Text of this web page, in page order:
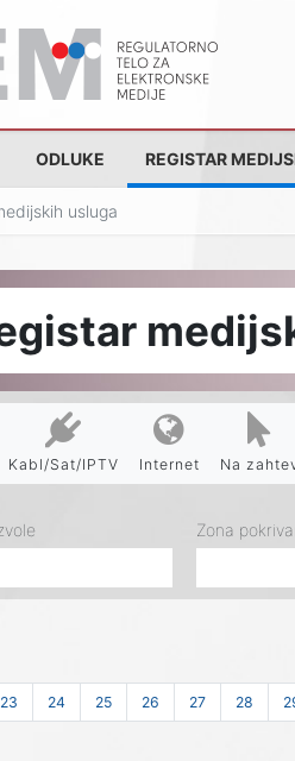
ODLUKE REGISTAR
usluga
Kabl/Sat/IPTV Internet Na
Zona
23 24 25 26 27 28